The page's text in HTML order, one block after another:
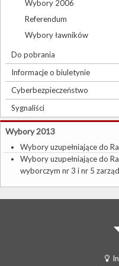
Wybory 2006
Referendum
Wybory ławników
Do pobrania
Informacje o biuletynie
Cyberbezpieczeństwo
Sygnaliści
Wybory 2013
Wybory uzupełniające do
Wybory uzupełniające do
wyborczym nr 3 i nr 5